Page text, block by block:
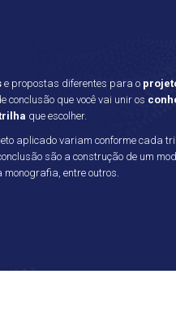
e propostas diferentes para o
conclusão que você vai unir os
que escolher.
aplicado variam conforme cada
são a construção de um
entre outros.